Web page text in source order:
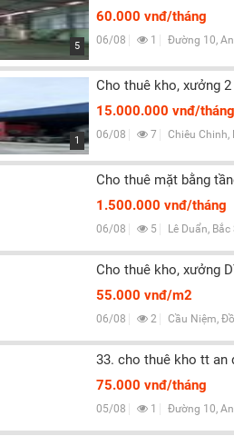
5
60.000 vnđ/tháng
06/08 1 Đường 10,
1
Cho thuê kho, xưởng
15.000.000 vnđ/tháng
06/08 7 Chiêu Chinh,
Cho thuê mặt bằng
1.500.000 vnđ/tháng
06/08 5 Lê Duẩn,
Cho thuê kho, xưởng
55.000 vnđ/m2
06/08 2 Cầu Niệm,
33. cho thuê kho tt an
75.000 vnđ/tháng
05/08 1 Đường 10,